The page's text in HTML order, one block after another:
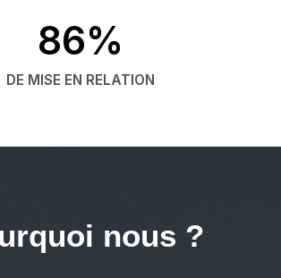
86%
DE MISE EN RELATION
nous ?